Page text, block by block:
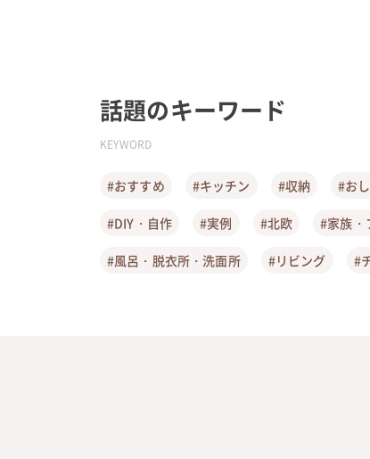
話題のキーワード
KEYWORD
#おすすめ #キッチン #収納 #お
#DIY・自作 #実例 #北欧 #家族・
#風呂・脱衣所・洗面所 #リビング #